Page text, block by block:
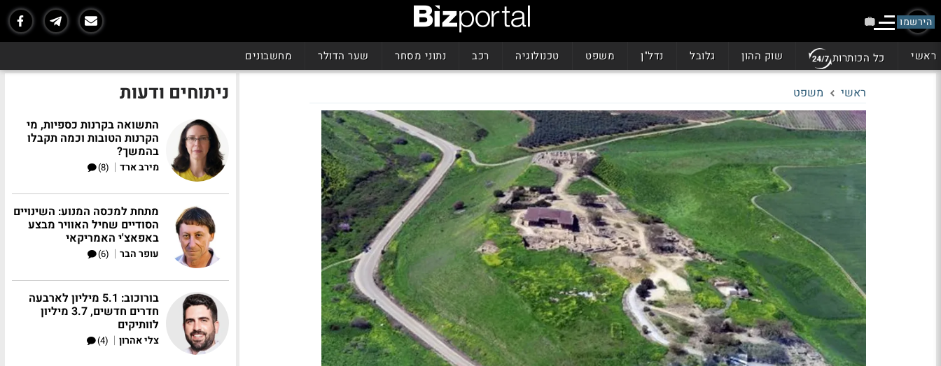
הירשמו
ראשי כל הכותרות שוק ההון גלובל נדל"ן משפט טכנולוגיה רכב נתוני מסחר שער הדולר מחשבונים
ראשי משפט ניתוחים ודעות
התשואה בקרנות כספיות, מי
הקרנות הטובות וכמה תקבלו
בהמשך?
מירב ארד |
(8)
מתחת למכסה המנוע: השינויים
הסודיים שחיל האוויר מבצע
באפאצ'י האמריקאי
עופר הבר |
(6)
בורוכוב: 5.1 מיליון לארבעה
חדרים חדשים, 3.7 מיליון
לוותיקים
צלי אהרון |
(4)